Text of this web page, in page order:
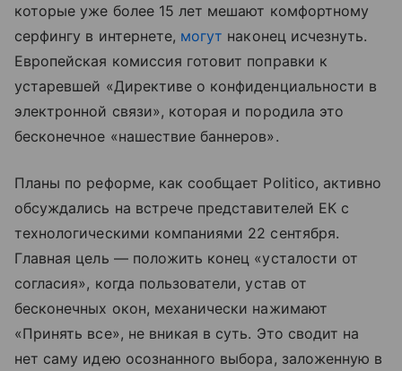
которые уже более 15 лет мешают комфортному
серфингу в интернете, могут наконец исчезнуть.
Европейская комиссия готовит поправки к
устаревшей «Директиве о конфиденциальности в
электронной связи», которая и породила это
бесконечное «нашествие баннеров».
Планы по реформе, как сообщает Politico, активно
обсуждались на встрече представителей ЕК с
технологическими компаниями 22 сентября.
Главная цель — положить конец «усталости от
согласия», когда пользователи, устав от
бесконечных окон, механически нажимают
«Принять все», не вникая в суть. Это сводит на
нет саму идею осознанного выбора, заложенную в